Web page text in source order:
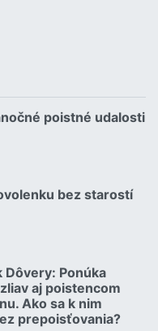
poistné udalosti
bez starostí
Dôvery: Ponúka
aj poistencom
Ako sa k nim
prepoisťovania?